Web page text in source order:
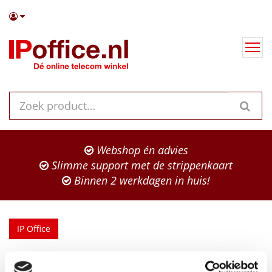
Webshop én advies
Slimme support met de strippenkaart
Binnen 2 werkdagen in huis!
IP Office
Garantie en reparatie